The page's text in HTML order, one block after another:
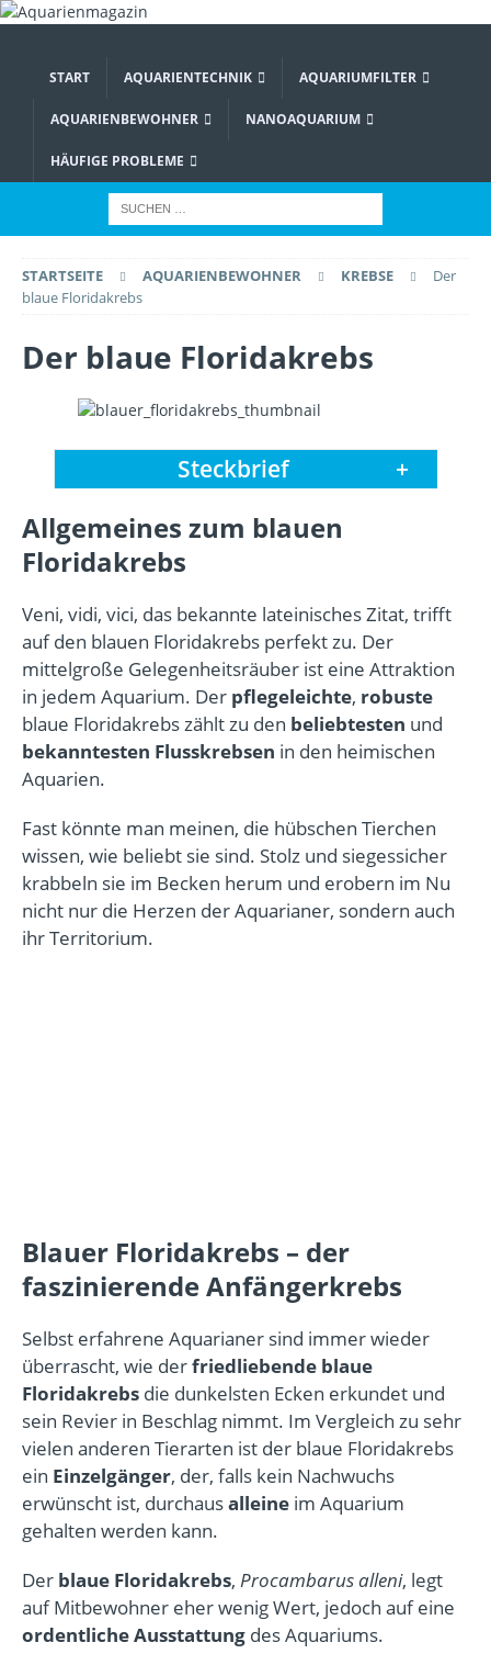
START AQUARIENTECHNIK AQUARIUMFILTER
AQUARIENBEWOHNER NANOAQUARIUM
HÄUFIGE PROBLEME
STARTSEITE AQUARIENBEWOHNER KREBSE
Der
blaue Floridakrebs
Der blaue Floridakrebs
Steckbrief +
Allgemeines zum blauen
Floridakrebs
Veni, vidi, vici, das bekannte lateinisches Zitat, trifft
auf den blauen Floridakrebs perfekt zu. Der
mittelgroße Gelegenheitsräuber ist eine Attraktion
in jedem Aquarium. Der pflegeleichte, robuste
blaue Floridakrebs zählt zu den beliebtesten und
bekanntesten Flusskrebsen in den heimischen
Aquarien.
Fast könnte man meinen, die hübschen Tierchen
wissen, wie beliebt sie sind. Stolz und siegessicher
krabbeln sie im Becken herum und erobern im Nu
nicht nur die Herzen der Aquarianer, sondern auch
ihr Territorium.
Blauer Floridakrebs – der
faszinierende Anfängerkrebs
Selbst erfahrene Aquarianer sind immer wieder
überrascht, wie derfriedliebende blaue
Floridakrebs die dunkelsten Ecken erkundet und
sein Revier in Beschlag nimmt. Im Vergleich zu sehr
vielen anderen Tierarten ist der blaue Floridakrebs
ein Einzelgänger, der, falls kein Nachwuchs
erwünscht ist, durchausalleine im Aquarium
gehalten werden kann.
Der blaue Floridakrebs, Procambarus alleni, legt
auf Mitbewohner eher wenig Wert, jedoch auf eine
ordentliche Ausstattung des Aquariums.